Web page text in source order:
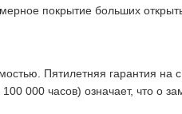
покрытие больших
Пятилетняя гарантия на
000 часов) означает, что о